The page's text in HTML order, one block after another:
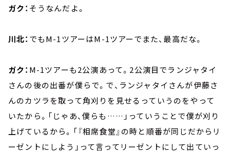
ガク： そうなんだよ。
川北： でもM-1ツアーはM-1ツアーでまた、最高だな。
ガク： M-1ツアーも2公演あって。2公演目でランジャタイ
さんの後の出番が僕らで。で、ランジャタイさんが伊藤さ
んのカツラを取って角刈りを見せるっていうのをやって
いたから。「じゃあ、僕らも……」っていうことで僕が刈り
上げているから。「『相席食堂』の時と順番が同じだからリ
ーゼントにしよう」って言ってリーゼントにして出ていっ